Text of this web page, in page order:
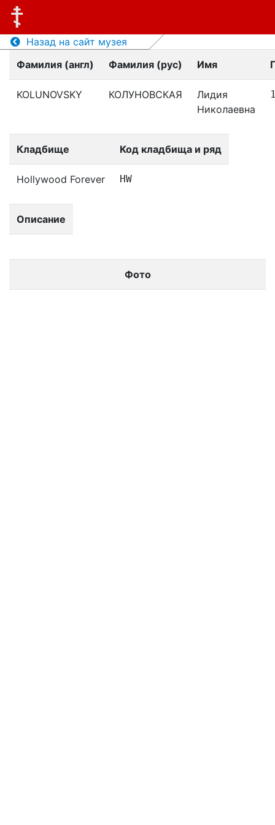
Назад на сайт музея
Фамилия (англ)
Фамилия (рус) Имя
KOLUNOVSKY КОЛУНОВСКАЯ
Лидия
Николаевна
Кладбище Код кладбища и ряд
Hollywood Forever HW
Описание
Фото